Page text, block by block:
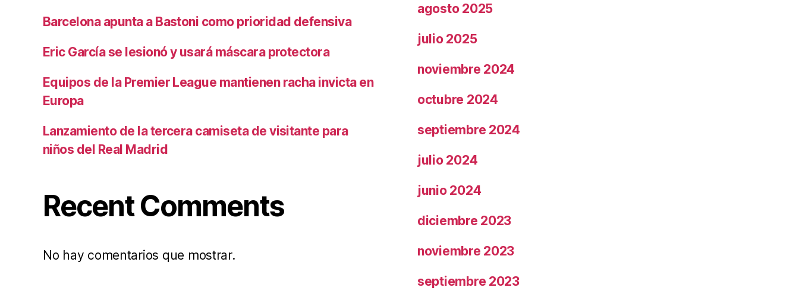
Barcelona apunta a Bastoni como prioridad defensiva
Eric García se lesionó y usará máscara protectora
Equipos de la Premier League mantienen racha invicta en
Europa
Lanzamiento de la tercera camiseta de visitante para
niños del Real Madrid
Recent Comments
No hay comentarios que mostrar.
agosto 2025
julio 2025
noviembre 2024
octubre 2024
septiembre 2024
julio 2024
junio 2024
diciembre 2023
noviembre 2023
septiembre 2023